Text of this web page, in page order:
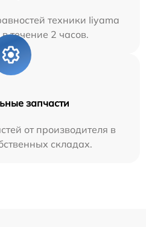
техники Iiyama
течение 2 часов.
запчасти
от производителя в
складах.